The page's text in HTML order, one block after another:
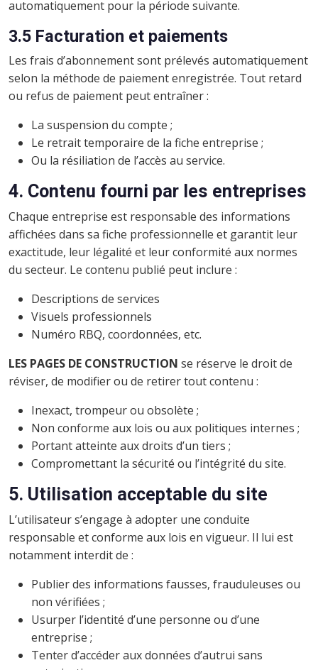
automatiquement pour la période suivante.
3.5 Facturation et paiements
Les frais d’abonnement sont prélevés automatiquement
selon la méthode de paiement enregistrée. Tout retard
ou refus de paiement peut entraîner :
La suspension du compte ;
Le retrait temporaire de la fiche entreprise ;
Ou la résiliation de l’accès au service.
4. Contenu fourni par les entreprises
Chaque entreprise est responsable des informations
affichées dans sa fiche professionnelle et garantit leur
exactitude, leur légalité et leur conformité aux normes
du secteur. Le contenu publié peut inclure :
Descriptions de services
Visuels professionnels
Numéro RBQ, coordonnées, etc.
LES PAGES DE CONSTRUCTION se réserve le droit de
réviser, de modifier ou de retirer tout contenu :
Inexact, trompeur ou obsolète ;
Non conforme aux lois ou aux politiques internes ;
Portant atteinte aux droits d’un tiers ;
Compromettant la sécurité ou l’intégrité du site.
5. Utilisation acceptable du site
L’utilisateur s’engage à adopter une conduite
responsable et conforme aux lois en vigueur. Il lui est
notamment interdit de :
Publier des informations fausses, frauduleuses ou
non vérifiées ;
Usurper l’identité d’une personne ou d’une
entreprise ;
Tenter d’accéder aux données d’autrui sans